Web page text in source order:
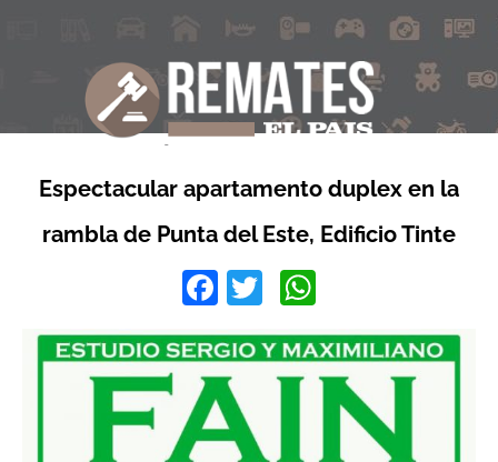
Espectacular apartamento duplex en la
rambla de Punta del Este, Edificio Tinte
Facebook
Twitter